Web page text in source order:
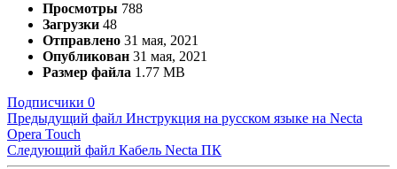
Просмотры 788
Загрузки 48
Отправлено 31 мая, 2021
Опубликован 31 мая, 2021
Размер файла 1.77 MB
Подписчики 0
Предыдущий файл Инструкция на русском языке на Necta
Opera Touch
Следующий файл Кабель Necta ПК